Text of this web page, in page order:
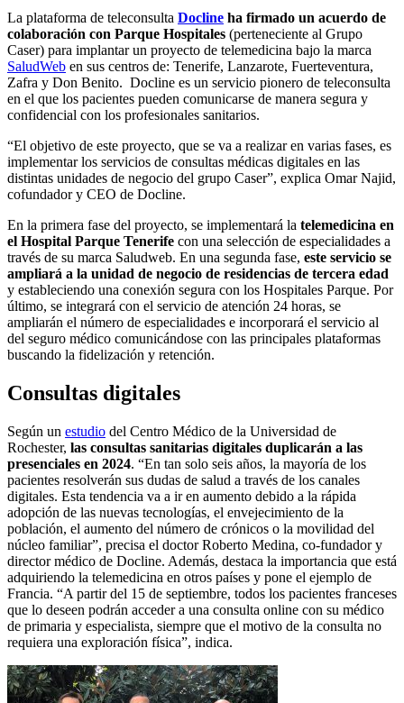
Email
La plataforma de teleconsulta Docline ha firmado un acuerdo de
colaboración con Parque Hospitales (perteneciente al Grupo
Caser) para implantar un proyecto de telemedicina bajo la marca
SaludWeb en sus centros de: Tenerife, Lanzarote, Fuerteventura,
Zafra y Don Benito. Docline es un servicio pionero de teleconsulta
en el que los pacientes pueden comunicarse de manera segura y
confidencial con los profesionales sanitarios.
“El objetivo de este proyecto, que se va a realizar en varias fases, es
implementar los servicios de consultas médicas digitales en las
distintas unidades de negocio del grupo Caser”, explica Omar Najid,
cofundador y CEO de Docline.
En la primera fase del proyecto, se implementará la telemedicina en
el Hospital Parque Tenerife con una selección de especialidades a
través de su marca Saludweb. En una segunda fase, este servicio se
ampliará a la unidad de negocio de residencias de tercera edad
y estableciendo una conexión segura con los Hospitales Parque. Por
último, se integrará con el servicio de atención 24 horas, se
ampliarán el número de especialidades e incorporará el servicio al
del seguro médico comunicándose con las principales plataformas
buscando la fidelización y retención.
Consultas digitales
Según un estudio del Centro Médico de la Universidad de
Rochester, las consultas sanitarias digitales duplicarán a las
presenciales en 2024. “En tan solo seis años, la mayoría de los
pacientes resolverán sus dudas de salud a través de los canales
digitales. Esta tendencia va a ir en aumento debido a la rápida
adopción de las nuevas tecnologías, el envejecimiento de la
población, el aumento del número de crónicos o la movilidad del
núcleo familiar”, precisa el doctor Roberto Medina, co-fundador y
director médico de Docline. Además, destaca la importancia que está
adquiriendo la telemedicina en otros países y pone el ejemplo de
Francia. “A partir del 15 de septiembre, todos los pacientes franceses
que lo deseen podrán acceder a una consulta online con su médico
de primaria y especialista, siempre que el motivo de la consulta no
requiera una exploración física”, indica.